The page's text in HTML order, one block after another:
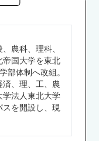
工、住友電気工
銀行、東京
ー・アンド・
総務省、県職員
農科、理科、
国大学を東北
部体制へ改組。
、理、工、農
法人東北大学
を開設し、現